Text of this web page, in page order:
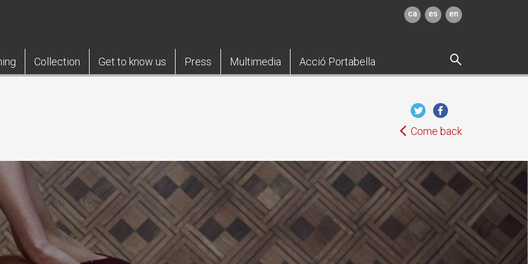
ca es en
Collection Get to know us Press Multimedia Acció Portabella
Come back